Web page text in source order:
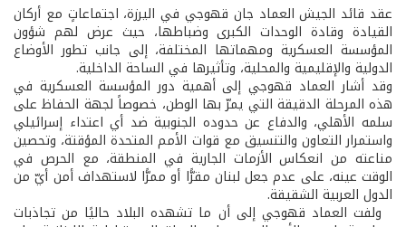
عقد قائد الجيش العماد جان قهوجي في اليرزة، اجتماعاتٍ مع أركان
القيادة وقادة الوحدات الكبرى وضباطها، حيث عرض لهم شؤون
المؤسسة العسكرية ومهماتها المختلفة، إلى جانب تطور الأوضاع
الدولية والإقليمية والمحلية، وتأثيرها في الساحة الداخلية.
وقد أشار العماد قهوجي إلى أهمية دور المؤسسة العسكرية في
هذه المرحلة الدقيقة التي يمرّ بها الوطن، خصوصاً لجهة الحفاظ على
سلمه الأهلي، والدفاع عن حدوده الجنوبية ضد أي اعتداء إسرائيلي
واستمرار التعاون والتنسيق مع قوات الأمم المتحدة المؤقتة، وتحصين
مناعته من انعكاس الأزمات الجارية في المنطقة، مع الحرص في
الوقت عينه، على عدم جعل لبنان مقرًّا أو ممرًّا لاستهداف أمن أيّ من
الدول العربية الشقيقة.
ولفت العماد قهوجي إلى أن ما تشهده البلاد حاليًا من تجاذبات